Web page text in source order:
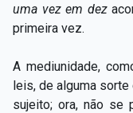
uma vez em dez
primeira vez.
A mediunidade,
leis, de alguma
sujeito; ora, não se